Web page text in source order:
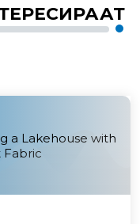
a Lakehouse with
Fabric